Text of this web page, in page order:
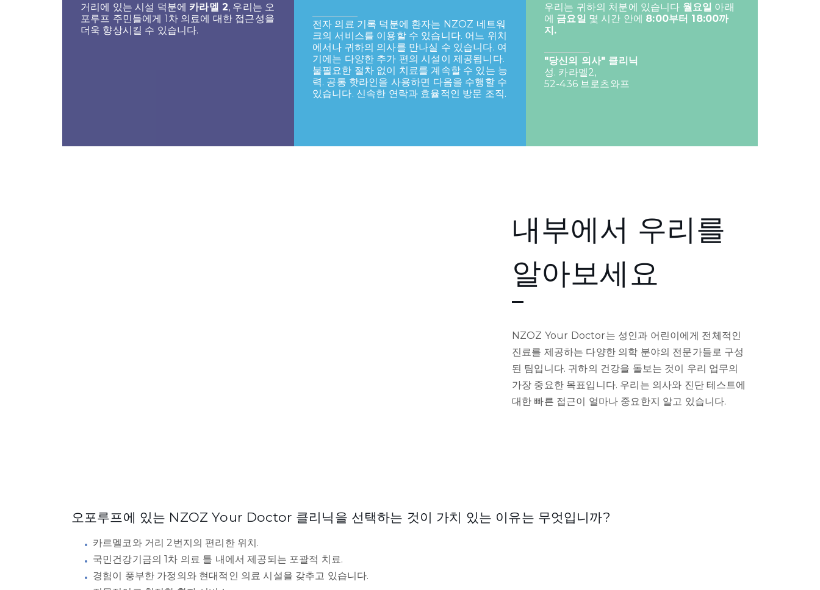
거리에 있는 시설 덕분에 카라멜 2, 우리는 오
포루프 주민들에게 1차 의료에 대한 접근성을
더욱 향상시킬 수 있습니다.
전자 의료 기록 덕분에 환자는 NZOZ 네트워
크의 서비스를 이용할 수 있습니다. 어느 위치
에서나 귀하의 의사를 만나실 수 있습니다. 여
기에는 다양한 추가 편의 시설이 제공됩니다.
불필요한 절차 없이 치료를 계속할 수 있는 능
력. 공통 핫라인을 사용하면 다음을 수행할 수
있습니다. 신속한 연락과 효율적인 방문 조직.
우리는 귀하의 처분에 있습니다 월요일 아래
에 금요일 몇 시간 안에 8:00부터 18:00까
지.
"당신의 의사" 클리닉
성. 카라멜2,
52-436 브로츠와프
내부에서 우리를
알아보세요
NZOZ Your Doctor는 성인과 어린이에게 전체적인
진료를 제공하는 다양한 의학 분야의 전문가들로 구성
된 팀입니다. 귀하의 건강을 돌보는 것이 우리 업무의
가장 중요한 목표입니다. 우리는 의사와 진단 테스트에
대한 빠른 접근이 얼마나 중요한지 알고 있습니다.
오포루프에 있는 NZOZ Your Doctor 클리닉을 선택하는 것이 가치 있는 이유는 무엇입니까?
카르멜코와 거리 2번지의 편리한 위치.
국민건강기금의 1차 의료 틀 내에서 제공되는 포괄적 치료.
경험이 풍부한 가정의와 현대적인 의료 시설을 갖추고 있습니다.